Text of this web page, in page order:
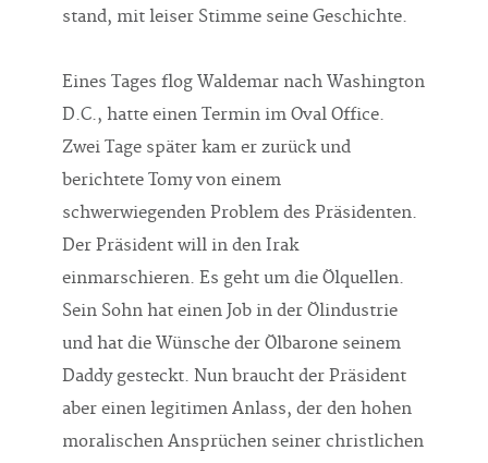
stand, mit leiser Stimme seine Geschichte.
Eines Tages flog Waldemar nach Washington
D.C., hatte einen Termin im Oval Office.
Zwei Tage später kam er zurück und
berichtete Tomy von einem
schwerwiegenden Problem des Präsidenten.
Der Präsident will in den Irak
einmarschieren. Es geht um die Ölquellen.
Sein Sohn hat einen Job in der Ölindustrie
und hat die Wünsche der Ölbarone seinem
Daddy gesteckt. Nun braucht der Präsident
aber einen legitimen Anlass, der den hohen
moralischen Ansprüchen seiner christlichen